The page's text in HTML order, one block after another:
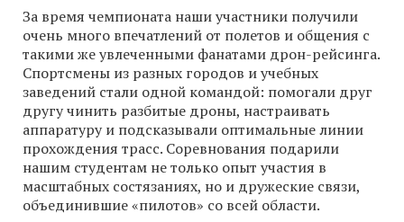
За время чемпионата наши участники получили
очень много впечатлений от полетов и общения с
такими же увлеченными фанатами дрон-рейсинга.
Спортсмены из разных городов и учебных
заведений стали одной командой: помогали друг
другу чинить разбитые дроны, настраивать
аппаратуру и подсказывали оптимальные линии
прохождения трасс. Соревнования подарили
нашим студентам не только опыт участия в
масштабных состязаниях, но и дружеские связи,
объединившие «пилотов» со всей области.